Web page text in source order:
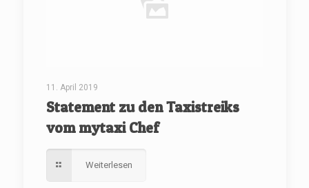
11. April 2019
Statement zu den Taxistreiks
vom mytaxi Chef
Weiterlesen